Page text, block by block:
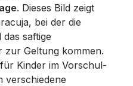
. Dieses Bild zeigt
bei der die
saftige
Geltung kommen.
Kinder im Vorschul-
verschiedene